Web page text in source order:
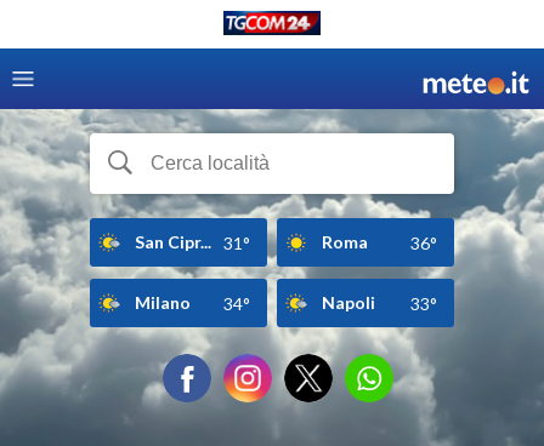
San Cipr... 31° Roma 36°
Milano 34° Napoli 33°